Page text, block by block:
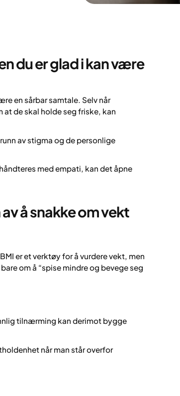
du er glad i kan være
en sårbar samtale. Selv når
de skal holde seg friske, kan
av stigma og de personlige
med empati, kan det åpne
å snakke om vekt
er et verktøy for å vurdere vekt, men
om å “spise mindre og bevege seg
tilnærming kan derimot bygge
når man står overfor